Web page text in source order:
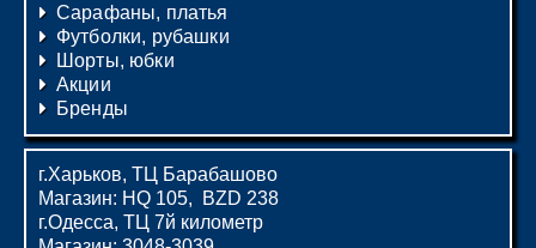
Сарафаны, платья
Футболки, рубашки
Шорты, юбки
Акции
Бренды
г.Харьков, ТЦ Барабашово
Магазин: HQ 105, BZD 238
г.Одесса, ТЦ 7й километр